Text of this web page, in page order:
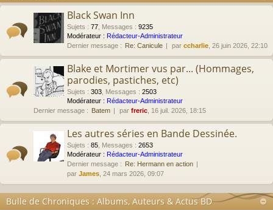
Black Swan Inn
Sujets : 77 Messages : 9235
Modérateur : Rédacteur-Administrateur
Dernier message : Re: Canicule par ccharlie , 26 juin 2026, 22:10
Blake et Mortimer vus par... (Hommages,
parodies, pastiches, etc)
Sujets : 303 Messages : 2503
Modérateur : Rédacteur-Administrateur
Dernier message : Batem par freric , 16 juil. 2026, 18:15
Les autres séries en Bande Dessinée.
Sujets : 85 Messages : 2653
Modérateur : Rédacteur-Administrateur
Dernier message : Re: Hermann en action
par James , 24 mars 2026, 09:07
Bulle de Chroniques : Albums, Auteurs & Actus BD